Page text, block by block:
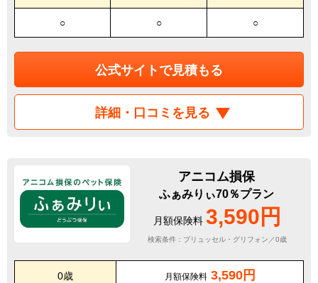
○ ○ ○
公式サイトで見積もる
詳細・口コミを見る
アニコム損保
ふぁみりぃ70％プラン
月額保険料 3,590円
検索条件：ブリュッセル・グリフォン／0歳
0歳 月額保険料 3,590円